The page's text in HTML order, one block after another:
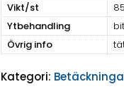
Vikt/st
85
Ytbehandling
Övrig info
Kategori: